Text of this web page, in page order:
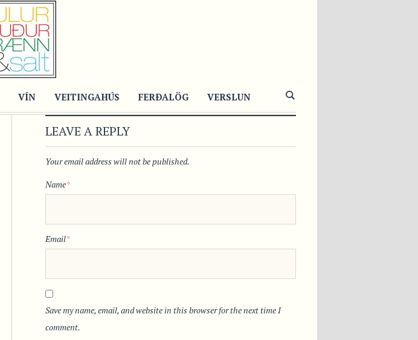
VÍN VEITINGAHÚS FERÐALÖG VERSLUN
LEAVE A REPLY
Your email address will not be published.
Name*
Email*
Save my name, email, and website in this browser for the next time I
comment.